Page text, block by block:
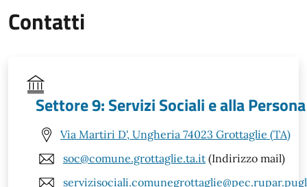
Contatti
Settore 9: Servizi Sociali e alla Persona
Via Martiri D', Ungheria 74023 Grottaglie (TA)
soc@comune.grottaglie.ta.it (Indirizzo mail)